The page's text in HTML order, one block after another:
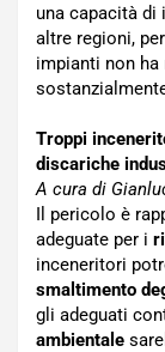
una capacità di
altre regioni,
impianti non
Troppi
discariche
A cura di
Il pericolo è
adeguate per i
inceneritori
smaltimento
gli adeguati
ambientale